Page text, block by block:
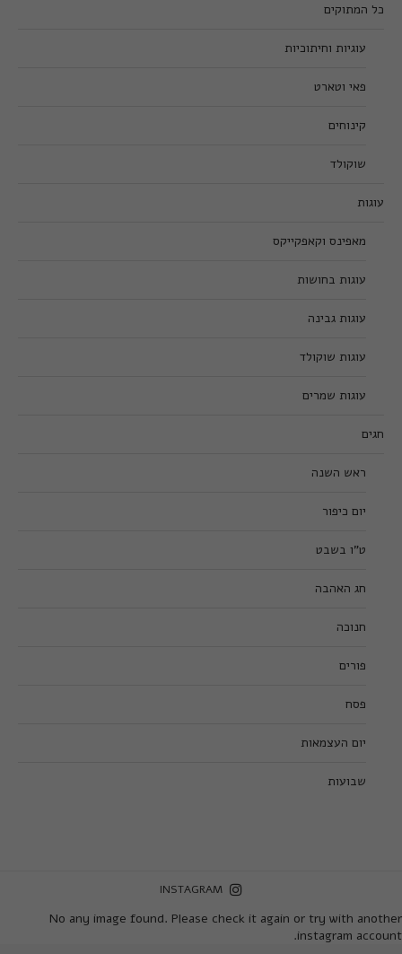
כל המתוקים
עוגיות וחיתוכיות
פאי וטארט
קינוחים
שוקולד
עוגות
מאפינס וקאפקייקס
עוגות בחושות
עוגות גבינה
עוגות שוקולד
עוגות שמרים
חגים
ראש השנה
יום כיפור
ט”ו בשבט
חג האהבה
חנוכה
פורים
פסח
יום העצמאות
שבועות
INSTAGRAM
No any image found. Please check it again or try with another
instagram account.